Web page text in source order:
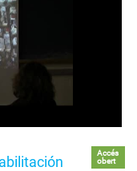
Accés
obert